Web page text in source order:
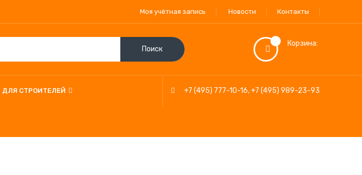
Моя учётная запись Новости Контакты
Корзина:
Поиск
ДЛЯ СТРОИТЕЛЕЙ +7 (495) 777-10-16,+7 (495) 989-23-93